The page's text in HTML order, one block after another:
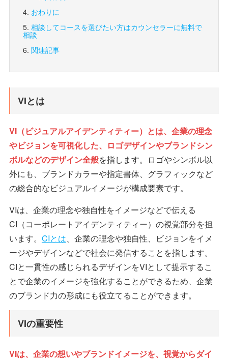
おわりに
相談してコースを選びたい方はカウンセラーに無料で
相談
関連記事
VIとは
VI（ビジュアルアイデンティティー）とは、企業の理念
やビジョンを可視化した、ロゴデザインやブランドシン
ボルなどのデザイン全般を指します。ロゴやシンボル以
外にも、ブランドカラーや指定書体、グラフィックなど
の総合的なビジュアルイメージが構成要素です。
VIは、企業の理念や独自性をイメージなどで伝える
CI（コーポレートアイデンティティー）の視覚部分を担
います。 CIとは 、企業の理念や独自性、ビジョンをイメ
ージやデザインなどで社会に発信することを指します。
CIと一貫性の感じられるデザインをVIとして提示するこ
とで企業のイメージを強化することができるため、企業
のブランド力の形成にも役立てることができます。
VIの重要性
VIは、企業の想いやブランドイメージを、視覚からダイ